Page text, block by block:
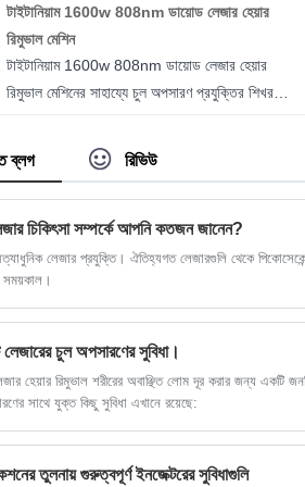
এই ডুয়াল-টেকনোলজি ওয়ার্কস্টেশনটি সবচেয়ে বেশি অনুরোধ
করা দুটি নান্দনিক পদ্ধতির ঠিকানা দেয়—চুল অপসারণ এবং
ট্যাটু/রঙ্গক নির্মূল—যখন ক্লিনিক, মেডিস্পাস এবং একক
অনুশীলনকারীদের জন্য উপযুক্ত একটি কমপ্যাক্ট পদচিহ্ন বজায়
টাইটানিয়াম 1600w 808nm ডায়োড লেজার হেয়ার
রিমুভাল মেশিন
টাইটানিয়াম 1600w 808nm ডায়োড লেজার হেয়ার
রিমুভাল মেশিনের সাহায্যে চুল অপসারণ প্রযুক্তির শিখর
এই উন্নত ডিভাইসটি অতুলনীয় কর্মক্ষমতা এবং আরাম দেয়,
প্রতিটি চিকিত্সা সেশনের সাথে ব্যতিক্রমী ফলাফল নিশ্চিত
করে।
ব্লগ রিভিউ
চিকিৎসা সম্পর্কে আপনি কতজন জানেন?
লেজার প্রযুক্তি। ঐতিহ্যগত লেজারগুলি থেকে
সময়কাল।
চুল অপসারণের সুবিধা।
হেয়ার রিমুভাল শরীরের অবাঞ্ছিত লোম দূর করার জন্য একটি
সাথে যুক্ত কিছু সুবিধা এখানে রয়েছে:
তুলনায় গুরুত্বপূর্ণ ইনজেক্টরের সুবিধাগুলি